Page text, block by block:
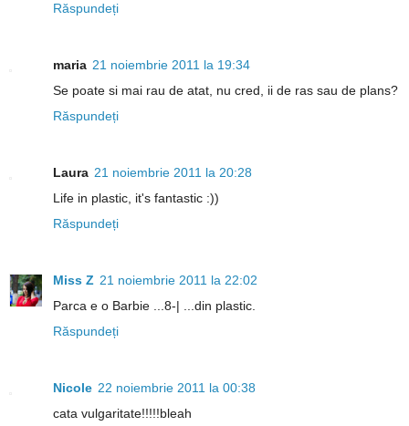
Răspundeți
maria 21 noiembrie 2011 la 19:34
Se poate si mai rau de atat, nu cred, ii de ras sau de plans?
Răspundeți
Laura 21 noiembrie 2011 la 20:28
Life in plastic, it's fantastic :))
Răspundeți
Miss Z 21 noiembrie 2011 la 22:02
Parca e o Barbie ...8-| ...din plastic.
Răspundeți
Nicole 22 noiembrie 2011 la 00:38
cata vulgaritate!!!!!bleah